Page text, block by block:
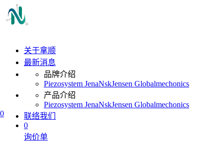
0
关于拿顺
最新消息
品牌介绍
Piezosystem JenaNskJensen Globalmechonics
产品介绍
Piezosystem JenaNskJensen Globalmechonics
联络我们
0
询价单